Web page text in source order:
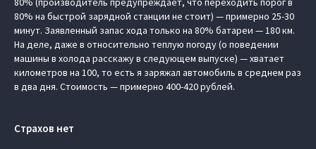
80% на быстрой зарядной станции не стоит) — примерно 25-30
минут. Заявленный запас хода только на 80% батареи — 180 км.
На деле, даже в относительно теплую погоду (о поведении
машины в холода расскажу в следующем выпуске) — хватает
километров на 100, то есть я заряжал автомобиль в среднем раз
в два дня. Стоимость — примерно 400-420 рублей.
Страхов нет